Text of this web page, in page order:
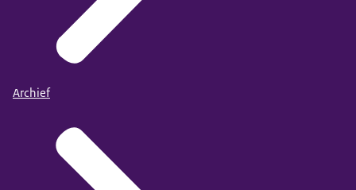
Archief